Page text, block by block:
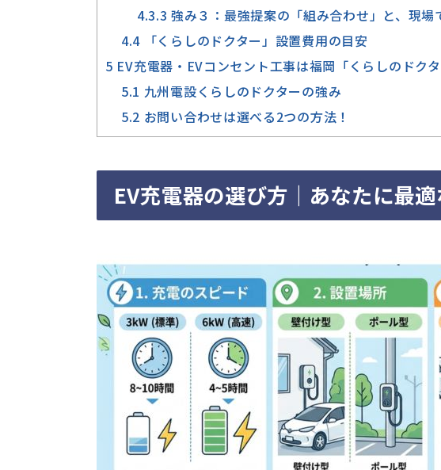
4.3.3 強み３：最強提案の「組み合わせ」と、現場
4.4 「くらしのドクター」設置費用の目安
5 EV充電器・EVコンセント工事は福岡「くらしのドク
5.1 九州電設くらしのドクターの強み
5.2 お問い合わせは選べる2つの方法！
EV充電器の選び方｜あなたに最